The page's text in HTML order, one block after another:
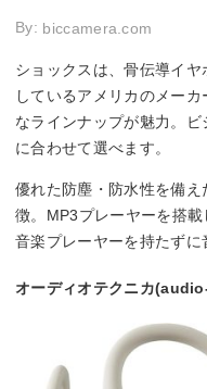
By: biccamera.com
ショックスは、骨伝導イ
しているアメリカのメー
なラインナップが魅力。
に合わせて選べます。
優れた防塵・防水性を備
徴。MP3プレーヤーを搭
音楽プレーヤーを持たずに
オーディオテクニカ